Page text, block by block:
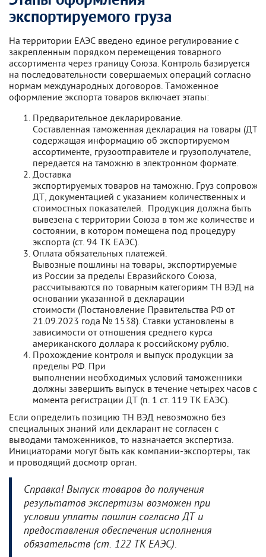
экспортируемого груза
На территории ЕАЭС введено единое регулирование с
закрепленным порядком перемещения товарного
ассортимента через границу Союза. Контроль базируется
на последовательности совершаемых операций согласно
нормам международных договоров. Таможенное
оформление экспорта товаров включает этапы:
Предварительное декларирование.
Составленная таможенная декларация на товары (ДТ),
содержащая информацию об экспортируемом
ассортименте, грузоотправителе и грузополучателе,
передается на таможню в электронном формате.
Доставка
экспортируемых товаров на таможню. Груз
ДТ, документацией с указанием количественных и
стоимостных показателей. Продукция должна быть
вывезена с территории Союза в том же количестве и
состоянии, в котором помещена под процедуру
экспорта (ст. 94 ТК ЕАЭС).
Оплата обязательных платежей.
Вывозные пошлины на товары, экспортируемые
из России за пределы Евразийского Союза,
рассчитываются по товарным категориям ТН ВЭД на
основании указанной в декларации
стоимости (Постановление Правительства РФ от
21.09.2023 года № 1538). Ставки установлены в
зависимости от отношения среднего курса
американского доллара к российскому рублю.
Прохождение контроля и выпуск продукции за
пределы РФ. При
выполнении необходимых условий таможенники
должны завершить выпуск в течение четырех часов с
момента регистрации ДТ (п. 1 ст. 119 ТК ЕАЭС).
Если определить позицию ТН ВЭД невозможно без
специальных знаний или декларант не согласен с
выводами таможенников, то назначается экспертиза.
Инициаторами могут быть как компании-экспортеры, так
и проводящий досмотр орган.
Справка! Выпуск товаров до получения
результатов экспертизы возможен при
условии уплаты пошлин согласно ДТ и
предоставления обеспечения исполнения
обязательств (ст. 122 ТК ЕАЭС).